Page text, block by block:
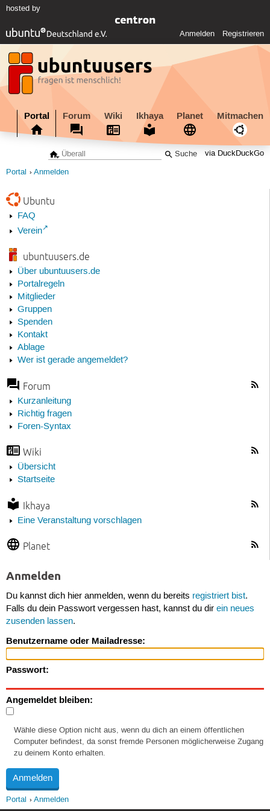
hosted by
Anmelden Registrieren
Portal Forum Wiki Ikhaya Planet Mitmachen
via DuckDuckGo
Portal Anmelden
Ubuntu
FAQ
Verein
ubuntuusers.de
Über ubuntuusers.de
Portalregeln
Mitglieder
Gruppen
Spenden
Kontakt
Ablage
Wer ist gerade angemeldet?
Forum
Kurzanleitung
Richtig fragen
Foren-Syntax
Wiki
Übersicht
Startseite
Ikhaya
Eine Veranstaltung vorschlagen
Planet
Anmelden
Du kannst dich hier anmelden, wenn du bereits registriert bist.
Falls du dein Passwort vergessen hast, kannst du dir ein neues
zusenden lassen.
Benutzername oder Mailadresse:
Passwort:
Angemeldet bleiben:
Wähle diese Option nicht aus, wenn du dich an einem öffentlichen
Computer befindest, da sonst fremde Personen möglicherweise Zugang
zu deinem Konto erhalten.
Portal Anmelden